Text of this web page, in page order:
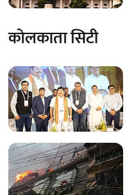
कोलकाता सिटी